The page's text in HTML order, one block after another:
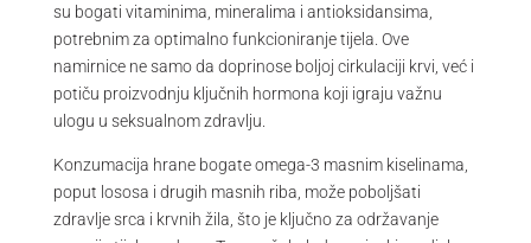
su bogati vitaminima, mineralima i antioksidansima,
potrebnim za optimalno funkcioniranje tijela. Ove
namirnice ne samo da doprinose boljoj cirkulaciji krvi, već i
potiču proizvodnju ključnih hormona koji igraju važnu
ulogu u seksualnom zdravlju.
Konzumacija hrane bogate omega-3 masnim kiselinama,
poput lososa i drugih masnih riba, može poboljšati
zdravlje srca i krvnih žila, što je ključno za održavanje